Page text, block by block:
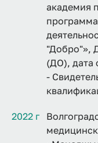
академия
"Добро"»,
(ДО), дата
-
2022 г